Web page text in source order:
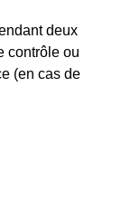
deux
contrôle ou
(en cas de